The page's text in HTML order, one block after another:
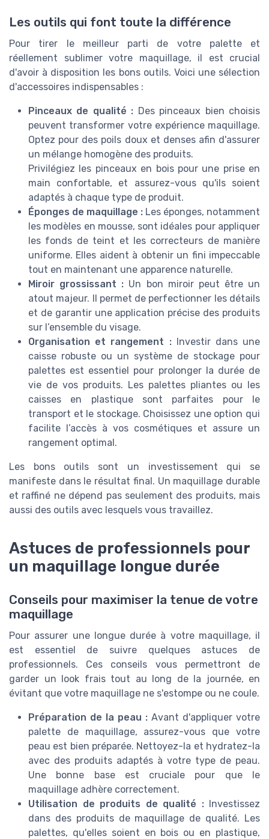
Les outils qui font toute la différence
Pour tirer le meilleur parti de votre palette et
réellement sublimer votre maquillage, il est crucial
d'avoir à disposition les bons outils. Voici une sélection
d'accessoires indispensables :
Pinceaux de qualité : Des pinceaux bien choisis
peuvent transformer votre expérience maquillage.
Optez pour des poils doux et denses afin d'assurer
un mélange homogène des produits.
Privilégiez les pinceaux en bois pour une prise en
main confortable, et assurez-vous qu'ils soient
adaptés à chaque type de produit.
Éponges de maquillage : Les éponges, notamment
les modèles en mousse, sont idéales pour appliquer
les fonds de teint et les correcteurs de manière
uniforme. Elles aident à obtenir un fini impeccable
tout en maintenant une apparence naturelle.
Miroir grossissant : Un bon miroir peut être un
atout majeur. Il permet de perfectionner les détails
et de garantir une application précise des produits
sur l’ensemble du visage.
Organisation et rangement :Investir dans une
caisse robuste ou un système de stockage pour
palettes est essentiel pour prolonger la durée de
vie de vos produits. Les palettes pliantes ou les
caisses en plastique sont parfaites pour le
transport et le stockage. Choisissez une option qui
facilite l’accès à vos cosmétiques et assure un
rangement optimal.
Les bons outils sont un investissement qui se
manifeste dans le résultat final. Un maquillage durable
et raffiné ne dépend pas seulement des produits, mais
aussi des outils avec lesquels vous travaillez.
Astuces de professionnels pour
un maquillage longue durée
Conseils pour maximiser la tenue de votre
maquillage
Pour assurer une longue durée à votre maquillage, il
est essentiel de suivre quelques astuces de
professionnels. Ces conseils vous permettront de
garder un look frais tout au long de la journée, en
évitant que votre maquillage ne s'estompe ou ne coule.
Préparation de la peau : Avant d'appliquer votre
palette de maquillage, assurez-vous que votre
peau est bien préparée. Nettoyez-la et hydratez-la
avec des produits adaptés à votre type de peau.
Une bonne base est cruciale pour que le
maquillage adhère correctement.
Utilisation de produits de qualité :Investissez
dans des produits de maquillage de qualité. Les
palettes, qu'elles soient en bois ou en plastique,